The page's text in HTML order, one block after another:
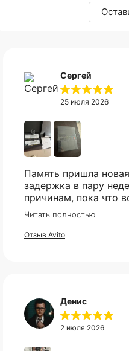
Сергей
25 июля 2026
Память пришла
задержка в пару
причинам, пока что
сборке проверю и
Читать полностью
Отзыв Avito
Денис
2 июля 2026